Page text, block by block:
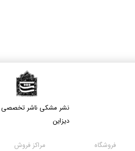
نشر مشکی​​​​​​​ ناشر تخصصی
دیزاین
مراکز فروش
فروشگاه